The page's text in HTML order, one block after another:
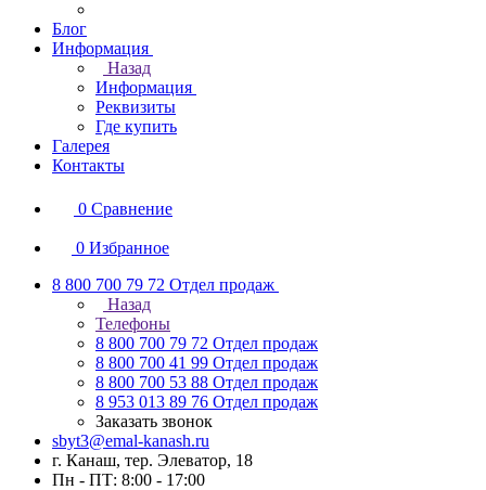
Блог
Информация
Назад
Информация
Реквизиты
Где купить
Галерея
Контакты
0 Сравнение
0 Избранное
8 800 700 79 72 Отдел продаж
Назад
Телефоны
8 800 700 79 72 Отдел продаж
8 800 700 41 99 Отдел продаж
8 800 700 53 88 Отдел продаж
8 953 013 89 76 Отдел продаж
Заказать звонок
sbyt3@emal-kanash.ru
г. Канаш, тер. Элеватор, 18
Пн - ПТ: 8:00 - 17:00